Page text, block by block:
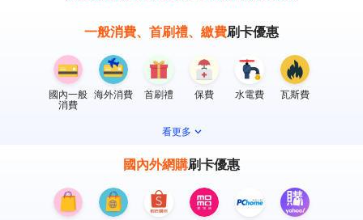
一般消費、首刷禮、繳費刷卡優惠
國內一般
消費
海外消費 首刷禮 保費 水電費 瓦斯費
看更多
國內外網購刷卡優惠